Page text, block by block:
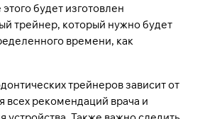
будет изготовлен
трейнер, который нужно будет
времени, как
трейнеров зависит от
всех рекомендаций врача и